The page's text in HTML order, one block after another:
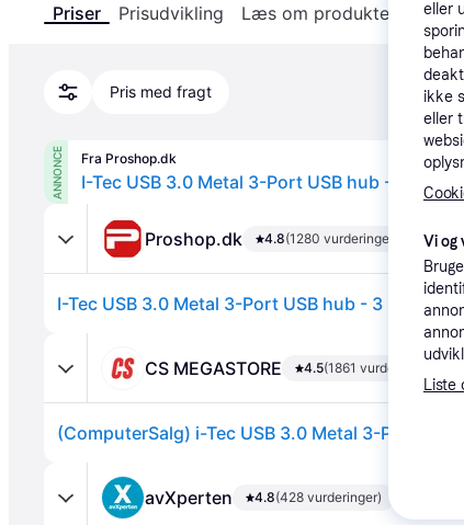
Priser Prisudvikling Læs om produktet
Pris med fragt
ANNONCE Fra Proshop.dk
I-Tec USB 3.0 Metal 3-Port USB hub - 3 ports
Proshop.dk 4.8(1280 vurderinger)
I-Tec USB 3.0 Metal 3-Port USB hub - 3 ports -
CS MEGASTORE 4.5(1861 vurderinger)
avXperten 4.8(428 vurderinger)
eller
ikke
eller
Vi og
Liste